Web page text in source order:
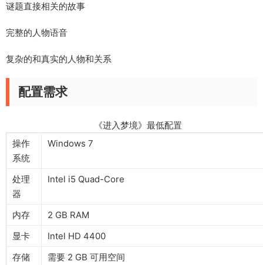
谜题直接相关的故事
完整的人物语音
复杂的和真实的人物和关系
配置需求
《进入梦境》最低配置
操作
系统
Windows 7
处理
器
Intel i5 Quad-Core
内存
2 GB RAM
显卡
Intel HD 4400
存储
需要 2 GB 可用空间